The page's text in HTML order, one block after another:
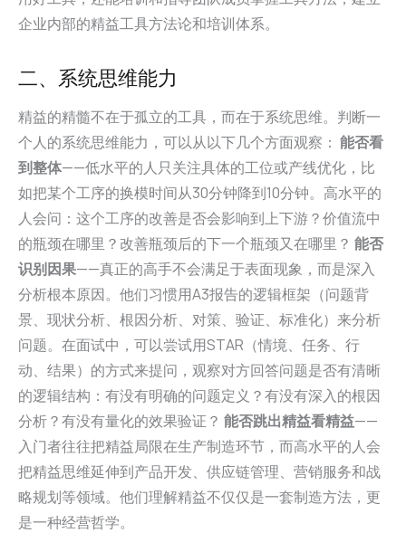
企业内部的精益工具方法论和培训体系。
二、系统思维能力
精益的精髓不在于孤立的工具，而在于系统思维。判断一
个人的系统思维能力，可以从以下几个方面观察： 能否看
到整体——低水平的人只关注具体的工位或产线优化，比
如把某个工序的换模时间从30分钟降到10分钟。高水平的
人会问：这个工序的改善是否会影响到上下游？价值流中
的瓶颈在哪里？改善瓶颈后的下一个瓶颈又在哪里？ 能否
识别因果——真正的高手不会满足于表面现象，而是深入
分析根本原因。他们习惯用A3报告的逻辑框架（问题背
景、现状分析、根因分析、对策、验证、标准化）来分析
问题。在面试中，可以尝试用STAR（情境、任务、行
动、结果）的方式来提问，观察对方回答问题是否有清晰
的逻辑结构：有没有明确的问题定义？有没有深入的根因
分析？有没有量化的效果验证？ 能否跳出精益看精益——
入门者往往把精益局限在生产制造环节，而高水平的人会
把精益思维延伸到产品开发、供应链管理、营销服务和战
略规划等领域。他们理解精益不仅仅是一套制造方法，更
是一种经营哲学。